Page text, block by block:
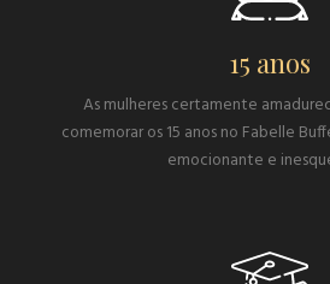
15 anos
As mulheres certamente
comemorar os 15 anos no Fabelle
emocionante e